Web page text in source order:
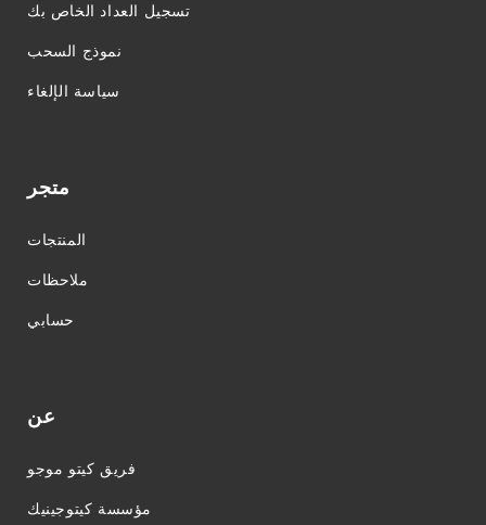
تسجيل العداد الخاص بك
نموذج السحب
سياسة الإلغاء
متجر
المنتجات
ملاحظات
حسابي
عن
فريق كيتو موجو
مؤسسة كيتوجينيك